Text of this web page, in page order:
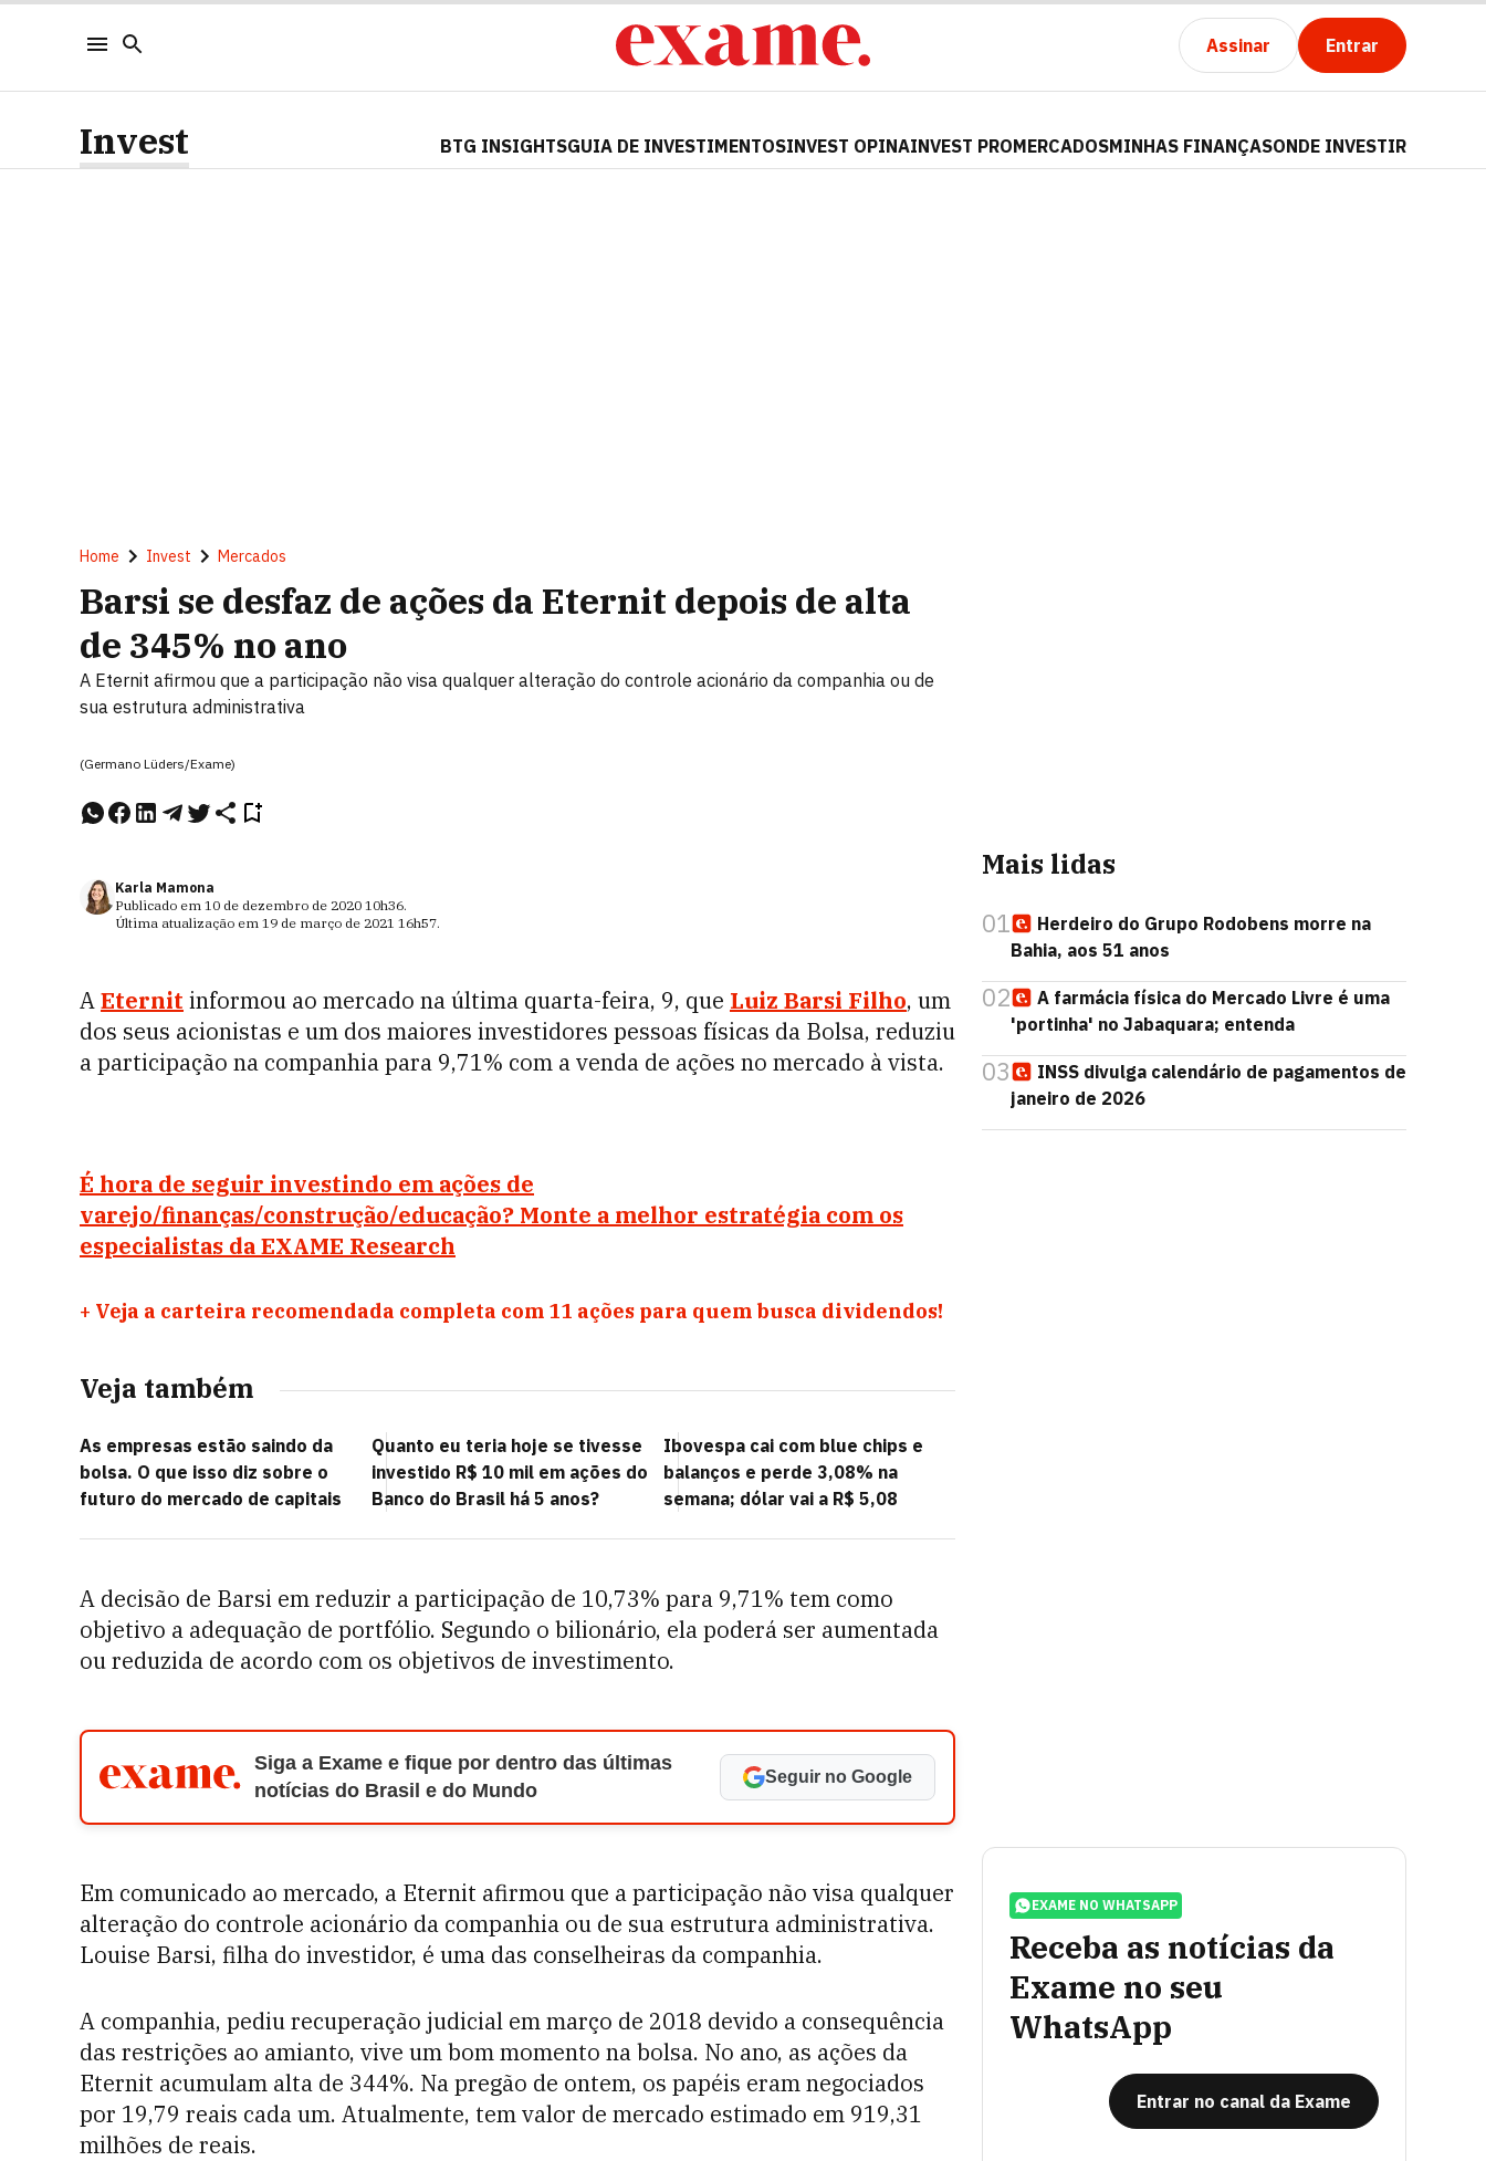
Assinar Entrar
Invest BTG INSIGHTSGUIA DE INVESTIMENTOSINVEST OPINAINVEST PROMERCADOSMINHAS FINANÇASONDE INVESTIR
Home Invest Mercados
Barsi se desfaz de ações da Eternit depois de alta
de 345% no ano
A Eternit afirmou que a participação não visa qualquer alteração do controle acionário da companhia ou de
sua estrutura administrativa
(Germano Lüders/Exame)
Karla Mamona
Publicado em 10 de dezembro de 2020 10h36.
Última atualização em 19 de março de 2021 16h57.
AEternit informou ao mercado na última quarta-feira, 9, que Luiz Barsi Filho, um
dos seus acionistas e um dos maiores investidores pessoas físicas da Bolsa, reduziu
a participação na companhia para 9,71% com a venda de ações no mercado à vista.
É hora de seguir investindo em ações de
varejo/finanças/construção/educação? Monte a melhor estratégia com os
especialistas da EXAME Research
+ Veja a carteira recomendada completa com 11 ações para quem busca dividendos!
Veja também
As empresas estão saindo da
bolsa. O que isso diz sobre o
futuro do mercado de capitais
Quanto eu teria hoje se tivesse
investido R$ 10 mil em ações do
Banco do Brasil há 5 anos?
Ibovespa cai com blue chips e
balanços e perde 3,08% na
semana; dólar vai a R$ 5,08
A decisão de Barsi em reduzir a participação de 10,73% para 9,71% tem como
objetivo a adequação de portfólio. Segundo o bilionário, ela poderá ser aumentada
ou reduzida de acordo com os objetivos de investimento.
Siga a Exame e fique por dentro das últimas
notícias do Brasil e do Mundo
Seguir no Google
Em comunicado ao mercado, a Eternit afirmou que a participação não visa qualquer
alteração do controle acionário da companhia ou de sua estrutura administrativa.
Louise Barsi, filha do investidor, é uma das conselheiras da companhia.
A companhia, pediu recuperação judicial em março de 2018 devido a consequência
das restrições ao amianto, vive um bom momento na bolsa. No ano, as ações da
Eternit acumulam alta de 344%. Na pregão de ontem, os papéis eram negociados
por 19,79 reais cada um. Atualmente, tem valor de mercado estimado em 919,31
milhões de reais.
Mais lidas
01
Herdeiro do Grupo Rodobens morre na
Bahia, aos 51 anos
02
A farmácia física do Mercado Livre é uma
'portinha' no Jabaquara; entenda
03
INSS divulga calendário de pagamentos de
janeiro de 2026
EXAME NO WHATSAPP
Receba as notícias da
Exame no seu
WhatsApp
Entrar no canal da Exame